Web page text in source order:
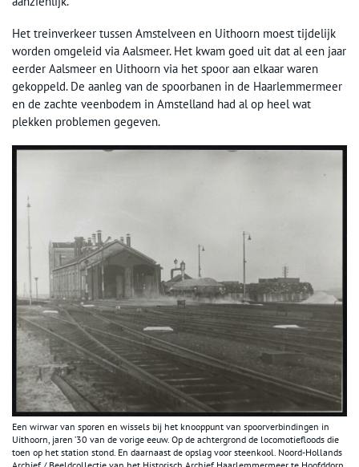
Het treinverkeer tussen Amstelveen en Uithoorn moest tijdelijk
worden omgeleid via Aalsmeer. Het kwam goed uit dat al een jaar
eerder Aalsmeer en Uithoorn via het spoor aan elkaar waren
gekoppeld. De aanleg van de spoorbanen in de Haarlemmermeer
en de zachte veenbodem in Amstelland had al op heel wat
plekken problemen gegeven.
Een wirwar van sporen en wissels bij het knooppunt van spoorverbindingen in
Uithoorn, jaren ’30 van de vorige eeuw. Op de achtergrond de locomotiefloods die
toen op het station stond. En daarnaast de opslag voor steenkool. Noord-Hollands